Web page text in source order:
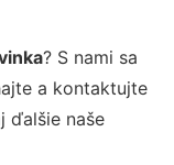
? S nami sa
a kontaktujte
ďalšie naše